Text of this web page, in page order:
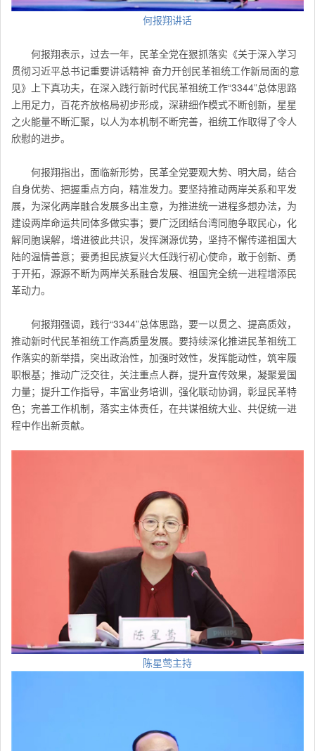
何报翔讲话
何报翔表示，过去一年，民革全党在狠抓落实《关于深入学习
贯彻习近平总书记重要讲话精神 奋力开创民革祖统工作新局面的意
见》上下真功夫，在深入践行新时代民革祖统工作“3344”总体思路
上用足力，百花齐放格局初步形成，深耕细作模式不断创新，星星
之火能量不断汇聚，以人为本机制不断完善，祖统工作取得了令人
欣慰的进步。
何报翔指出，面临新形势，民革全党要观大势、明大局，结合
自身优势、把握重点方向，精准发力。要坚持推动两岸关系和平发
展，为深化两岸融合发展多出主意，为推进统一进程多想办法，为
建设两岸命运共同体多做实事；要广泛团结台湾同胞争取民心，化
解同胞误解，增进彼此共识，发挥渊源优势，坚持不懈传递祖国大
陆的温情善意；要勇担民族复兴大任践行初心使命，敢于创新、勇
于开拓，源源不断为两岸关系融合发展、祖国完全统一进程增添民
革动力。
何报翔强调，践行“3344”总体思路，要一以贯之、提高质效，
推动新时代民革祖统工作高质量发展。要持续深化推进民革祖统工
作落实的新举措，突出政治性，加强时效性，发挥能动性，筑牢履
职根基；推动广泛交往，关注重点人群，提升宣传效果，凝聚爱国
力量；提升工作指导，丰富业务培训，强化联动协调，彰显民革特
色；完善工作机制，落实主体责任，在共谋祖统大业、共促统一进
程中作出新贡献。
陈星莺主持